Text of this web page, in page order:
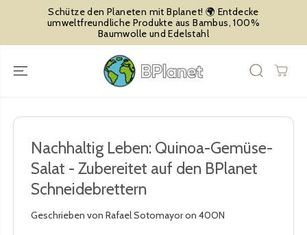
ZUM INHALT
SPRINGEN
🌍 Entdecke
Bambus, 100%
🌍 Kostenfreier Versand ab 39,-€
Deutschland - ab 100€ Österreich -
300€ Rest der Welt
Nachhaltig Leben: Quinoa-Gemüse-
Salat - Zubereitet auf den BPlanet
Schneidebrettern
Geschrieben von Rafael Sotomayoron 40ON